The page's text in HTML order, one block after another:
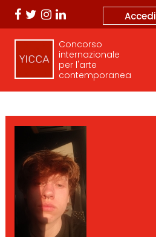
Accedi
Concorso
internazionale
per l'arte
contemporanea